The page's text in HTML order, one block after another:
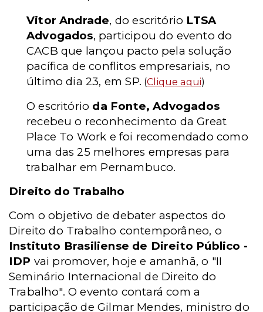
Vitor Andrade, do escritório LTSA
Advogados, participou do evento do
CACB que lançou pacto pela solução
pacífica de conflitos empresariais, no
último dia 23, em SP. (Clique aqui)
O escritório da Fonte, Advogados
recebeu o reconhecimento da Great
Place To Work e foi recomendado como
uma das 25 melhores empresas para
trabalhar em Pernambuco.
Direito do Trabalho
Com o objetivo de debater aspectos do
Direito do Trabalho contemporâneo, o
Instituto Brasiliense de Direito Público -
IDP vai promover, hoje e amanhã, o "II
Seminário Internacional de Direito do
Trabalho". O evento contará com a
participação de Gilmar Mendes, ministro do